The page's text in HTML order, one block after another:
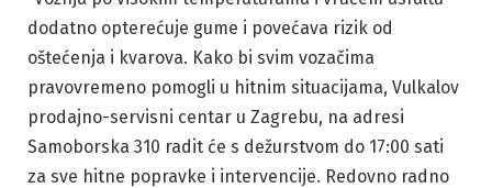
dodatno opterećuje gume i povećava rizik od
oštećenja i kvarova. Kako bi svim vozačima
pravovremeno pomogli u hitnim situacijama, Vulkalov
prodajno-servisni centar u Zagrebu, na adresi
Samoborska 310 radit će s dežurstvom do 17:00 sati
za sve hitne popravke i intervencije. Redovno radno